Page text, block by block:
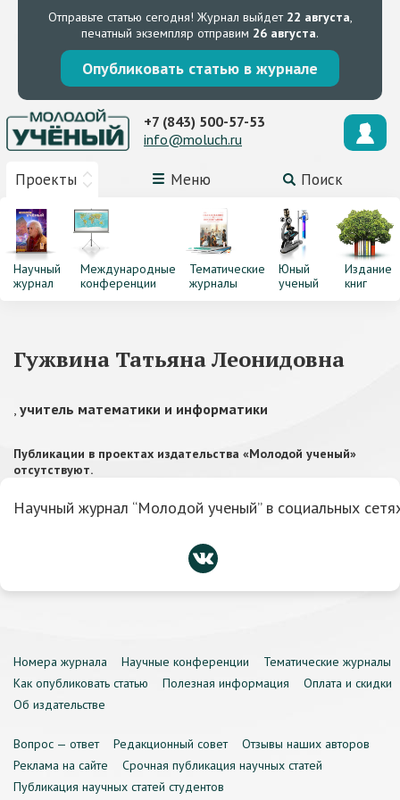
Отправьте статью сегодня! Журнал выйдет 22 августа,
печатный экземпляр отправим 26 августа.
Опубликовать статью в журнале
Проекты Меню Поиск
+7 (843) 500-57-53
info@moluch.ru
Научный
журнал
Международные
конференции
Тематические
журналы
Юный
ученый
Издание
книг
Гужвина Татьяна Леонидовна
, учитель математики и информатики
Публикации в проектах издательства «Молодой ученый»
отсутствуют.
Научный журнал “Молодой ученый” в социальных
Номера журнала Научные конференции
Тематические журналы
Как опубликовать статью
Полезная информация
Оплата и скидки
Об издательстве
Вопрос — ответ Редакционный совет
Отзывы наших авторов
Реклама на сайте
Срочная публикация научных статей
Публикация научных статей студентов